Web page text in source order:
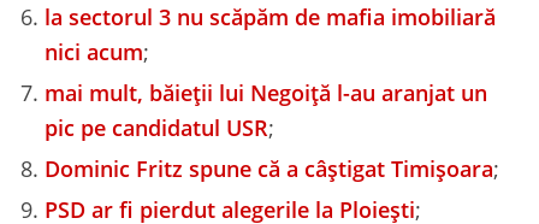
la sectorul 3 nu scăpăm de mafia imobiliară
nici acum;
mai mult, băieții lui Negoiță l-au aranjat un
pic pe candidatul USR;
Dominic Fritz spune că a câștigat Timișoara;
PSD ar fi pierdut alegerile la Ploiești;